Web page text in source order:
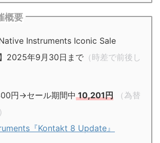
概要
Native Instruments Iconic Sale
】2025年9月30日まで （時差で前後し
円→セール期間中10,201円
（為替
『Kontakt 8 Update』